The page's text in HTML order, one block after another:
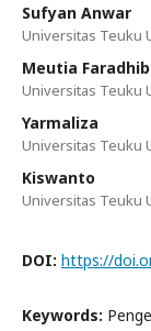
Sufyan Anwar
Universitas Teuku
Meutia
Universitas Teuku
Yarmaliza
Universitas Teuku
Kiswanto
Universitas Teuku
DOI: https://
Keywords: